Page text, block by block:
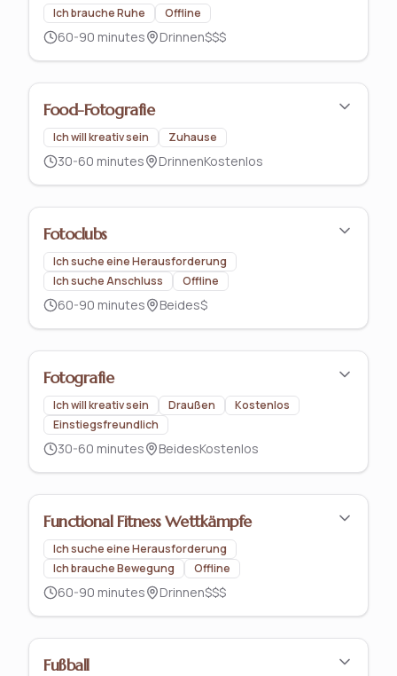
Ich brauche Ruhe Offline
60-90 minutes Drinnen$$$
Food-Fotografie
Ich will kreativ sein Zuhause
30-60 minutes DrinnenKostenlos
Fotoclubs
Ich suche eine Herausforderung
Ich suche Anschluss
Offline
60-90 minutes Beides$
Fotografie
Ich will kreativ sein Draußen
Kostenlos
Einstiegsfreundlich
30-60 minutes BeidesKostenlos
Functional Fitness Wettkämpfe
Ich suche eine Herausforderung
Ich brauche Bewegung
Offline
60-90 minutes Drinnen$$$
Fußball